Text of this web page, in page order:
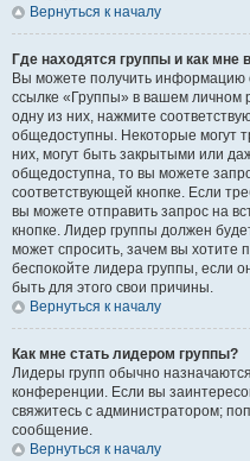
Вернуться к началу
Где находятся группы и как мне
Вы можете получить информацию
ссылке «Группы» в вашем личном
одну из них, нажмите
общедоступны. Некоторые могут
них, могут быть закрытыми или
общедоступна, то вы можете
соответствующей кнопке. Если
вы можете отправить запрос на
кнопке. Лидер группы должен
может спросить, зачем вы хотите
беспокойте лидера группы, если
быть для этого свои причины.
Вернуться к началу
Как мне стать лидером группы?
Лидеры групп обычно
конференции. Если вы
свяжитесь с администратором;
сообщение.
Вернуться к началу